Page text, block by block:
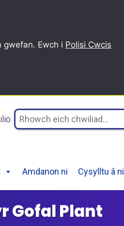
gwefan. Ewch i Polisi Cwcis
Amdanon ni Cysylltu â ni
Gofal Plant